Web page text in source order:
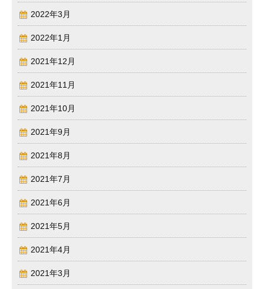
2022年3月
2022年1月
2021年12月
2021年11月
2021年10月
2021年9月
2021年8月
2021年7月
2021年6月
2021年5月
2021年4月
2021年3月